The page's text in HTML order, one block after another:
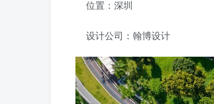
位置：深圳
设计公司：翰博设计